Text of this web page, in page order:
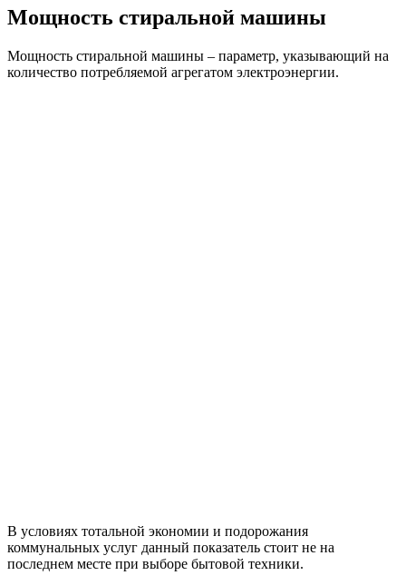
Мощность стиральной машины
Мощность стиральной машины – параметр, указывающий на
количество потребляемой агрегатом электроэнергии.
В условиях тотальной экономии и подорожания
коммунальных услуг данный показатель стоит не на
последнем месте при выборе бытовой техники.